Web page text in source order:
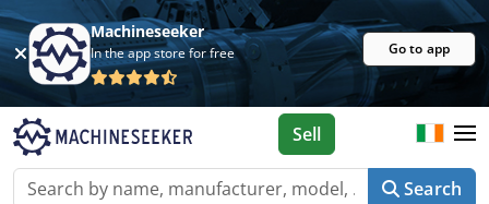
Machineseeker
In the app store for free Go to app
Search
Sell